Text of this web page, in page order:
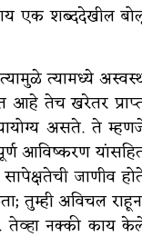
एक शब्ददेखील
त्यामध्ये
आहे तेच खरेतर
असते. ते
आविष्करण‌
जाणीव
तुम्ही अविचल
तेव्हा नक्की काय